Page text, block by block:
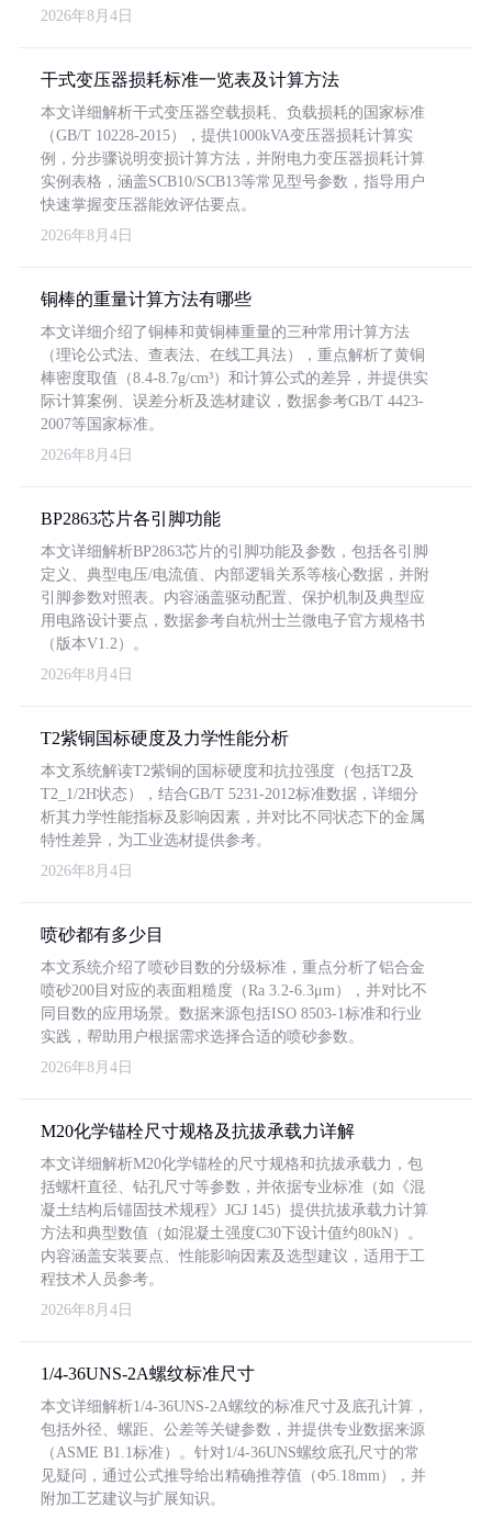
2026年8月4日
干式变压器损耗标准一览表及计算方法
本文详细解析干式变压器空载损耗、负载损耗的国家标准
（GB/T 10228-2015），提供1000kVA变压器损耗计算实
例，分步骤说明变损计算方法，并附电力变压器损耗计算
实例表格，涵盖SCB10/SCB13等常见型号参数，指导用户
快速掌握变压器能效评估要点。
2026年8月4日
铜棒的重量计算方法有哪些
本文详细介绍了铜棒和黄铜棒重量的三种常用计算方法
（理论公式法、查表法、在线工具法），重点解析了黄铜
棒密度取值（8.4-8.7g/cm³）和计算公式的差异，并提供实
际计算案例、误差分析及选材建议，数据参考GB/T 4423-
2007等国家标准。
2026年8月4日
BP2863芯片各引脚功能
本文详细解析BP2863芯片的引脚功能及参数，包括各引脚
定义、典型电压/电流值、内部逻辑关系等核心数据，并附
引脚参数对照表。内容涵盖驱动配置、保护机制及典型应
用电路设计要点，数据参考自杭州士兰微电子官方规格书
（版本V1.2）。
2026年8月4日
T2紫铜国标硬度及力学性能分析
本文系统解读T2紫铜的国标硬度和抗拉强度（包括T2及
T2_1/2H状态），结合GB/T 5231-2012标准数据，详细分
析其力学性能指标及影响因素，并对比不同状态下的金属
特性差异，为工业选材提供参考。
2026年8月4日
喷砂都有多少目
本文系统介绍了喷砂目数的分级标准，重点分析了铝合金
喷砂200目对应的表面粗糙度（Ra 3.2-6.3μm），并对比不
同目数的应用场景。数据来源包括ISO 8503-1标准和行业
实践，帮助用户根据需求选择合适的喷砂参数。
2026年8月4日
M20化学锚栓尺寸规格及抗拔承载力详解
本文详细解析M20化学锚栓的尺寸规格和抗拔承载力，包
括螺杆直径、钻孔尺寸等参数，并依据专业标准（如《混
凝土结构后锚固技术规程》JGJ 145）提供抗拔承载力计算
方法和典型数值（如混凝土强度C30下设计值约80kN）。
内容涵盖安装要点、性能影响因素及选型建议，适用于工
程技术人员参考。
2026年8月4日
1/4-36UNS-2A螺纹标准尺寸
本文详细解析1/4-36UNS-2A螺纹的标准尺寸及底孔计算，
包括外径、螺距、公差等关键参数，并提供专业数据来源
（ASME B1.1标准）。针对1/4-36UNS螺纹底孔尺寸的常
见疑问，通过公式推导给出精确推荐值（Φ5.18mm），并
附加工艺建议与扩展知识。